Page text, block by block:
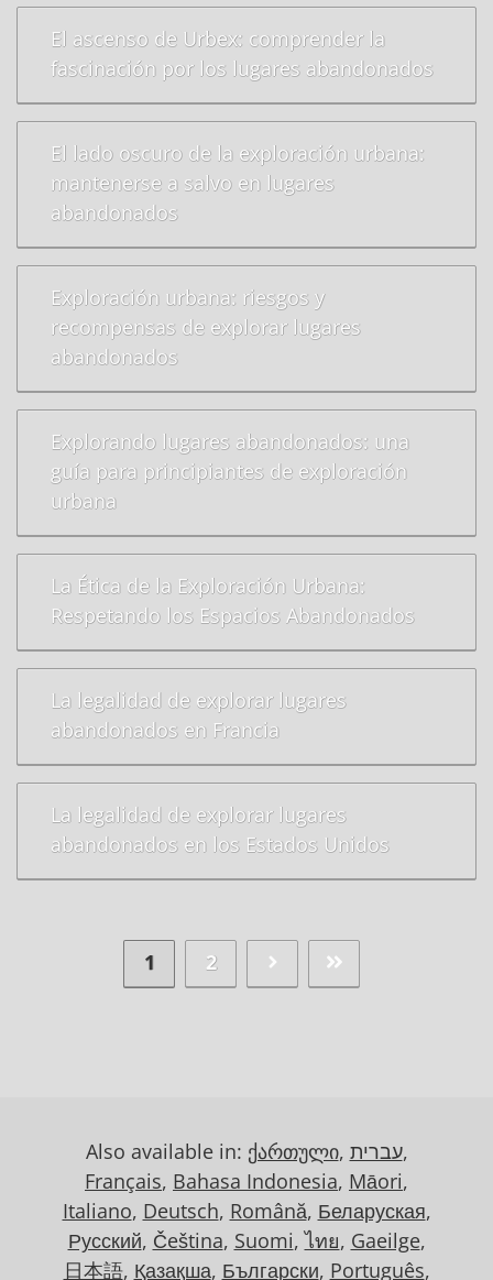
El ascenso de Urbex: comprender la
fascinación por los lugares abandonados
El lado oscuro de la exploración urbana:
mantenerse a salvo en lugares
abandonados
Exploración urbana: riesgos y
recompensas de explorar lugares
abandonados
Explorando lugares abandonados: una
guía para principiantes de exploración
urbana
La Ética de la Exploración Urbana:
Respetando los Espacios Abandonados
La legalidad de explorar lugares
abandonados en Francia
La legalidad de explorar lugares
abandonados en los Estados Unidos
1 2
Also available in: ქართული, עברית,
Français, Bahasa Indonesia, Māori,
Italiano, Deutsch, Română, Беларуская,
Русский, Čeština, Suomi,ไทย, Gaeilge,
日本語, Қазақша, Български, Português,